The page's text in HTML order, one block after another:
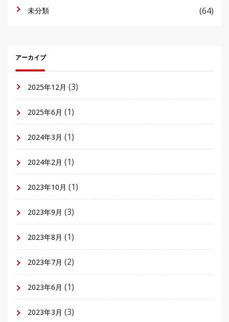
未分類 (64)
アーカイブ
2025年12月 (3)
2025年6月 (1)
2024年3月 (1)
2024年2月 (1)
2023年10月 (1)
2023年9月 (3)
2023年8月 (1)
2023年7月 (2)
2023年6月 (1)
2023年3月 (3)